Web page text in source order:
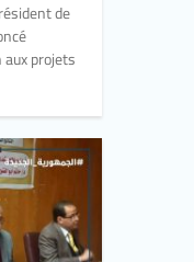
de
projets